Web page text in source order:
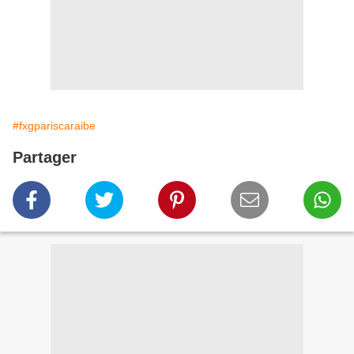
#fxgpariscaraibe
Partager